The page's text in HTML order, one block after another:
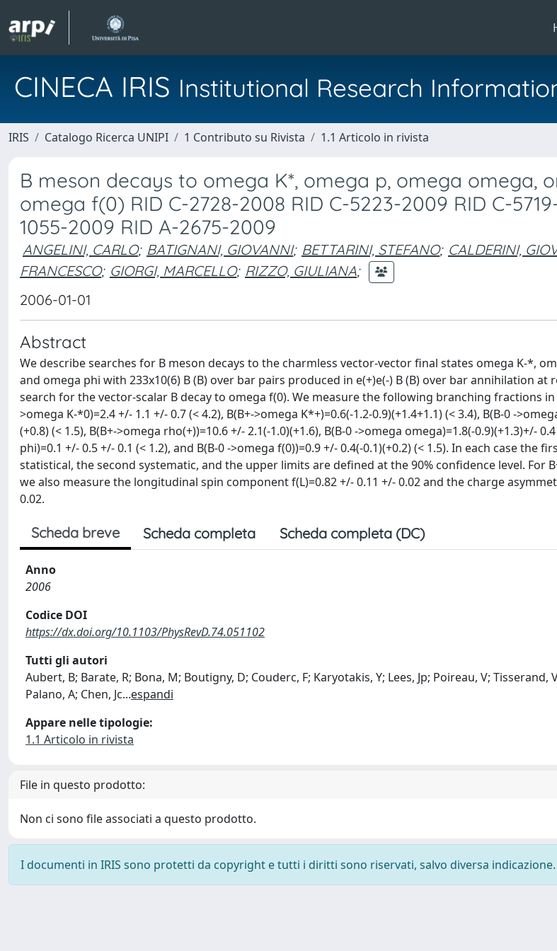
CINECA IRIS Institutional Research
IRIS Catalogo Ricerca UNIPI 1 Contributo su Rivista 1.1 Articolo in rivista
B meson decays to omega K*, omega p, omega omega,
omega f(0) RID C-2728-2008 RID C-5223-2009 RID C-
1055-2009 RID A-2675-2009
ANGELINI, CARLO; BATIGNANI, GIOVANNI; BETTARINI, STEFANO; CALDERINI,
FRANCESCO; GIORGI, MARCELLO; RIZZO, GIULIANA;
2006-01-01
Abstract
We describe searches for B meson decays to the charmless vector-vector final states omega K-*,
and omega phi with 233x10(6) B (B) over bar pairs produced in e(+)e(-) B (B) over bar annihilation at
search for the vector-scalar B decay to omega f(0). We measure the following branching fractions in
>omega K-*0)=2.4 +/- 1.1 +/- 0.7 (< 4.2), B(B+->omega K*+)=0.6(-1.2-0.9)(+1.4+1.1) (< 3.4), B(B-0 -
(+0.8) (< 1.5), B(B+->omega rho(+))=10.6 +/- 2.1(-1.0)(+1.6), B(B-0 ->omega omega)=1.8(-0.9)(+1.3)+/-
phi)=0.1 +/- 0.5 +/- 0.1 (< 1.2), and B(B-0 ->omega f(0))=0.9 +/- 0.4(-0.1)(+0.2) (< 1.5). In each case the
statistical, the second systematic, and the upper limits are defined at the 90% confidence level. For
we also measure the longitudinal spin component f(L)=0.82 +/- 0.11 +/- 0.02 and the charge
0.02.
Scheda breve Scheda completa Scheda completa (DC)
Anno
2006
Codice DOI
https://dx.doi.org/10.1103/PhysRevD.74.051102
Tutti gli autori
Aubert, B; Barate, R; Bona, M; Boutigny, D; Couderc, F; Karyotakis, Y; Lees, Jp; Poireau, V; Tisserand,
Palano, A; Chen, Jc...espandi
Appare nelle tipologie:
1.1 Articolo in rivista
File in questo prodotto:
Non ci sono file associati a questo prodotto.
I documenti in IRIS sono protetti da copyright e tutti i diritti sono riservati, salvo diversa indicazione.